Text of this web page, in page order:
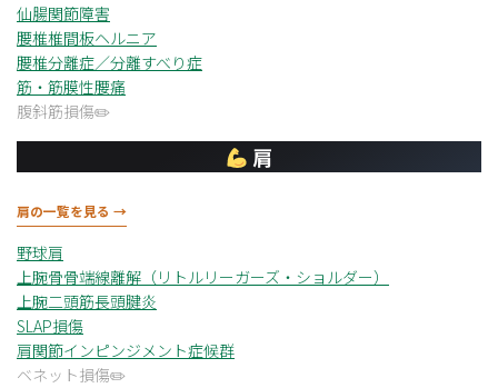
仙腸関節障害
腰椎椎間板ヘルニア
腰椎分離症／分離すべり症
筋・筋膜性腰痛
腹斜筋損傷
肩
肩の一覧を見る →
野球肩
上腕骨骨端線離解（リトルリーガーズ・ショルダー）
上腕二頭筋長頭腱炎
SLAP損傷
肩関節インピンジメント症候群
ベネット損傷